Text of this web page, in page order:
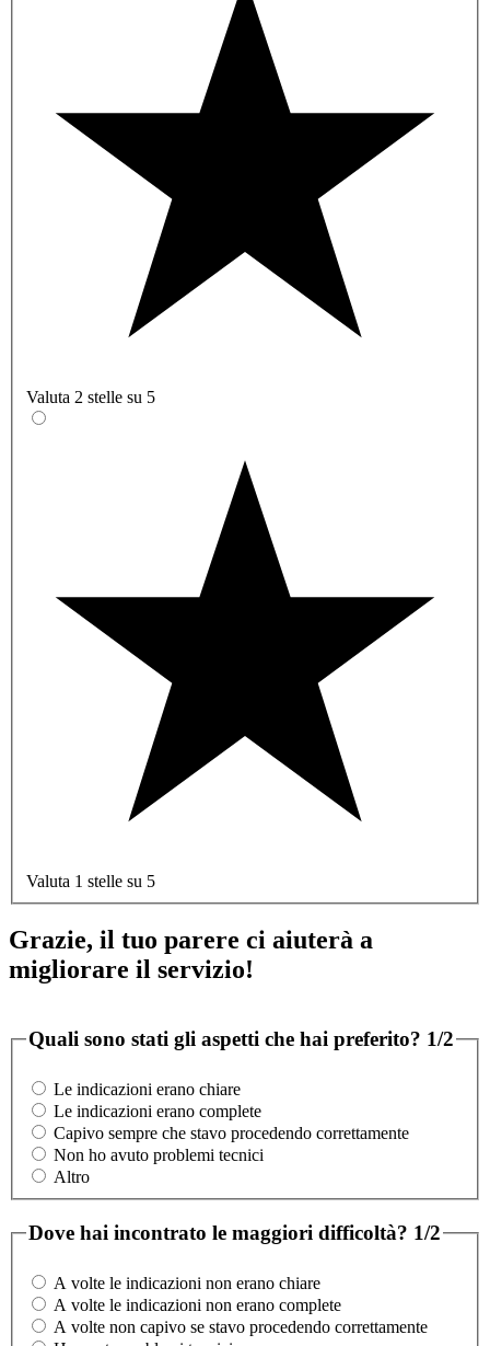
Valuta 2 stelle su 5
Valuta 1 stelle su 5
Grazie, il tuo parere ci aiuterà a
migliorare il servizio!
Quali sono stati gli aspetti che hai preferito? 1/2
Le indicazioni erano chiare
Le indicazioni erano complete
Capivo sempre che stavo procedendo correttamente
Non ho avuto problemi tecnici
Altro
Dove hai incontrato le maggiori difficoltà? 1/2
A volte le indicazioni non erano chiare
A volte le indicazioni non erano complete
A volte non capivo se stavo procedendo correttamente